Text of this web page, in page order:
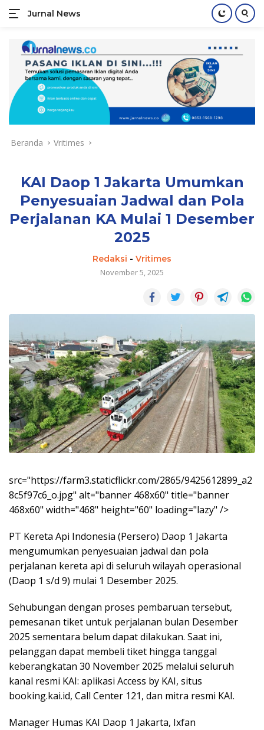
konten
Jurnal News
Jendela
Rakyat
Beranda Vritimes
KAI Daop 1 Jakarta Umumkan
Penyesuaian Jadwal dan Pola
Perjalanan KA Mulai 1 Desember
2025
Redaksi - Vritimes
November 5, 2025
src="https://farm3.staticflickr.com/2865/9425612899_a2
8c5f97c6_o.jpg" alt="banner 468x60" title="banner
468x60" width="468" height="60" loading="lazy" />
PT Kereta Api Indonesia (Persero) Daop 1 Jakarta
mengumumkan penyesuaian jadwal dan pola
perjalanan kereta api di seluruh wilayah operasional
(Daop 1 s/d 9) mulai 1 Desember 2025.
Sehubungan dengan proses pembaruan tersebut,
pemesanan tiket untuk perjalanan bulan Desember
2025 sementara belum dapat dilakukan. Saat ini,
pelanggan dapat membeli tiket hingga tanggal
keberangkatan 30 November 2025 melalui seluruh
kanal resmi KAI: aplikasi Access by KAI, situs
booking.kai.id, Call Center 121, dan mitra resmi KAI.
Manager Humas KAI Daop 1 Jakarta, Ixfan